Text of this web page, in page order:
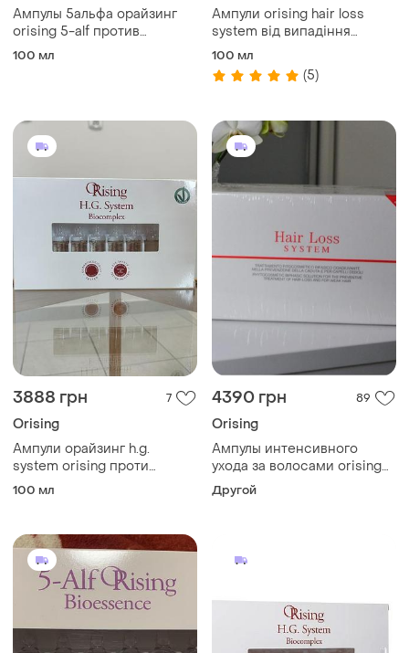
Ампулы 5альфа орайзинг
orising 5-alf против
выпадения
100 мл
Ампули orising hair loss
system від випадіння
волосся
100 мл
(5)
3888 грн 7
Orising
Ампули орайзинг h.g.
system orising проти
випадіння
100 мл
4390 грн 89
Orising
Ампулы интенсивного
ухода за волосами orising
hair loss system, срок до
2027 года
Другой